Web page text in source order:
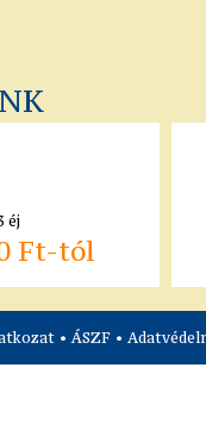
éj
Ft-tól
• ÁSZF •